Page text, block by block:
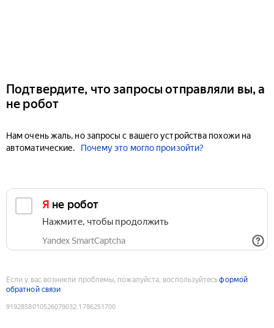
Подтвердите, что запросы отправляли вы, а
не робот
Нам очень жаль, но запросы с вашего устройства похожи на
автоматические.
Почему это могло произойти?
Я не робот
Нажмите, чтобы продолжить
Yandex SmartCaptcha
Если у вас возникли проблемы, пожалуйста, воспользуйтесьформой
обратной связи
9192858010526079032:1786251700